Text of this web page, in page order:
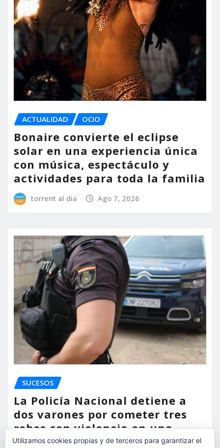
ACTUALIDAD OCIO
Bonaire convierte el eclipse
solar en una experiencia única
con música, espectáculo y
actividades para toda la familia
torrent al dia Ago 7, 2026
SUCESOS
La Policía Nacional detiene a
dos varones por cometer tres
robos con violencia en una
misma mañana
Utilizamos cookies propias y de terceros para garantizar el